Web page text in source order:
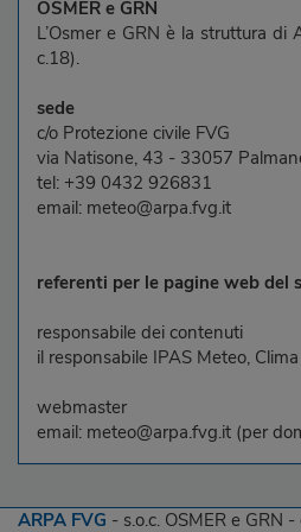
OSMER e GRN
L’Osmer e GRN è la struttura
c.18).
sede
c/o Protezione civile FVG
via Natisone, 43 - 33057
tel: +39 0432 926831
email: meteo@arpa.fvg.it
referenti per le pagine web
responsabile dei contenuti
il responsabile IPAS Meteo,
webmaster
email: meteo@arpa.fvg.it (per
ARPA FVG - s.o.c. OSMER e GRN